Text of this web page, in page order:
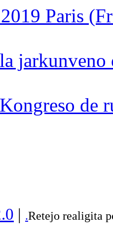
Paris
jarkunveno
de
| .Retejo realigita